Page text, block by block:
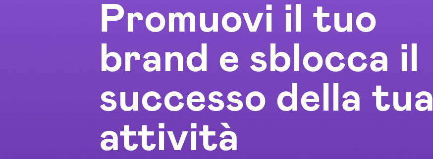
Promuovi il tuo
brand e sblocca il
successo della tua
attività